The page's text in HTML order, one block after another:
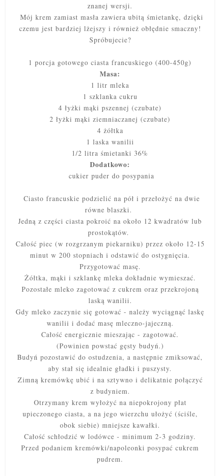
znanej wersji.
Mój krem zamiast masła zawiera ubitą śmietankę, dzięki
czemu jest bardziej lżejszy i również obłędnie smaczny!
Spróbujecie?
1 porcja gotowego ciasta francuskiego (400-450g)
Masa:
1 litr mleka
1 szklanka cukru
4 łyżki mąki pszennej (czubate)
2 łyżki mąki ziemniaczanej (czubate)
4 żółtka
1 laska wanilii
1/2 litra śmietanki 36%
Dodatkowo:
cukier puder do posypania
Ciasto francuskie podzielić na pół i przełożyć na dwie
równe blaszki.
Jedną z części ciasta pokroić na około 12 kwadratów lub
prostokątów.
Całość piec (w rozgrzanym piekarniku) przez około 12-15
minut w 200 stopniach i odstawić do ostygnięcia.
Przygotować masę.
Żółtka, mąki i szklankę mleka dokładnie wymieszać.
Pozostałe mleko zagotować z cukrem oraz przekrojoną
laską wanilii.
Gdy mleko zaczynie się gotować - należy wyciągnąć laskę
wanilii i dodać masę mleczno-jajeczną.
Całość energicznie mieszając - zagotować.
(Powinien powstać gęsty budyń.)
Budyń pozostawić do ostudzenia, a następnie zmiksować,
aby stał się idealnie gładki i puszysty.
Zimną kremówkę ubić i na sztywno i delikatnie połączyć
z budyniem.
Otrzymany krem wyłożyć na niepokrojony płat
upieczonego ciasta, a na jego wierzchu ułożyć (ściśle,
obok siebie) mniejsze kawałki.
Całość schłodzić w lodówce - minimum 2-3 godziny.
Przed podaniem kremówki/napoleonki posypać cukrem
pudrem.